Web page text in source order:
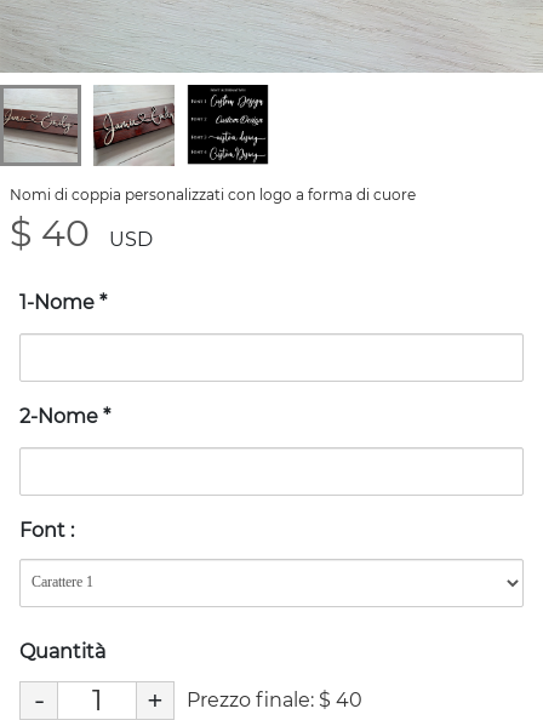
Nomi di coppia personalizzati con logo a forma di cuore
$ 40 USD
1-Nome *
2-Nome *
Font :
Quantità
- + Prezzo finale: $ 40